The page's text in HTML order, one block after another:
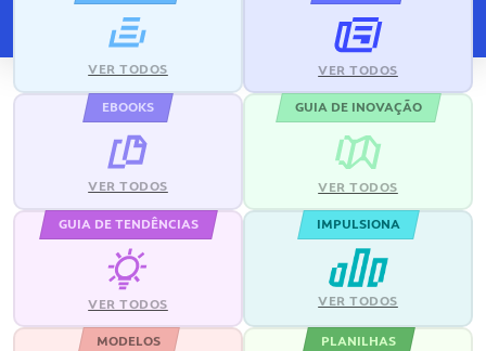
VER TODOS VER TODOS
EBOOKS
VER TODOS
GUIA DE INOVAÇÃO
VER TODOS
GUIA DE TENDÊNCIAS
VER TODOS
IMPULSIONA
VER TODOS
MODELOS PLANILHAS